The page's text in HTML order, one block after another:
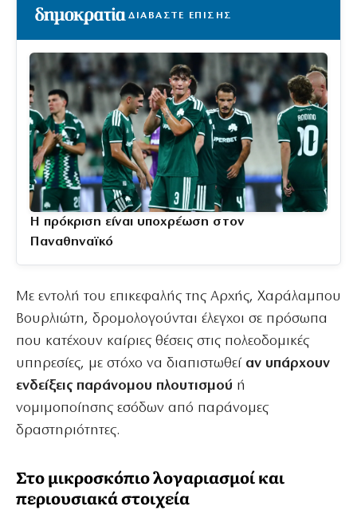
ΔΙΑΒΑΣΤΕ ΕΠΙΣΗΣ
Η πρόκριση είναι υποχρέωση στον
Παναθηναϊκό
Με εντολή του επικεφαλής της Αρχής, Χαράλαμπου
Βουρλιώτη, δρομολογούνται έλεγχοι σε πρόσωπα
που κατέχουν καίριες θέσεις στις πολεοδομικές
υπηρεσίες, με στόχο να διαπιστωθεί αν υπάρχουν
ενδείξεις παράνομου πλουτισμού ή
νομιμοποίησης εσόδων από παράνομες
δραστηριότητες.
Στο μικροσκόπιο λογαριασμοί και
περιουσιακά στοιχεία